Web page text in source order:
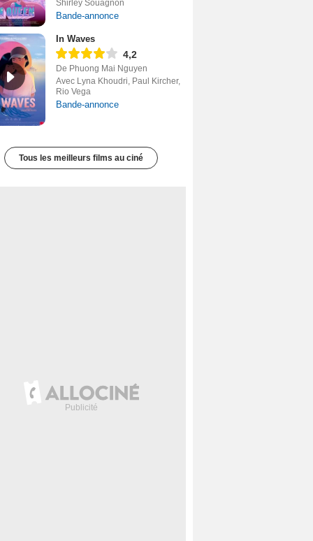
Shirley Souagnon
Bande-annonce
In Waves
4,2
De Phuong Mai Nguyen
Avec Lyna Khoudri, Paul Kircher,
Rio Vega
Bande-annonce
Tous les meilleurs films au ciné